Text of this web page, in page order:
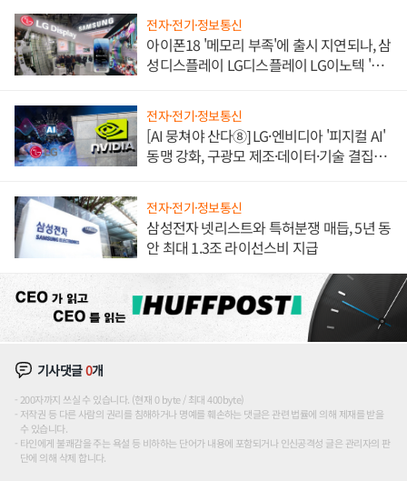
전자·전기·정보통신
아이폰18 '메모리 부족'에 출시 지연되나, 삼
성디스플레이 LG디스플레이 LG이노텍 '탈
전자·전기·정보통신
[AI 뭉쳐야 산다⑧] LG·엔비디아 '피지컬 AI'
동맹 강화, 구광모 제조·데이터·기술 결집
전자·전기·정보통신
삼성전자 넷리스트와 특허분쟁 매듭, 5년 동
안 최대 1.3조 라이선스비 지급
기사댓글0개
200자까지 쓰실 수 있습니다. (현재 0 byte / 최대 400byte)
저작권 등 다른 사람의 권리를 침해하거나 명예를 훼손하는 댓글은 관련 법률에 의해 제재를 받을
수 있습니다.
타인에게 불쾌감을 주는 욕설 등 비하하는 단어가 내용에 포함되거나 인신공격성 글은 관리자의 판
단에 의해 삭제 합니다.